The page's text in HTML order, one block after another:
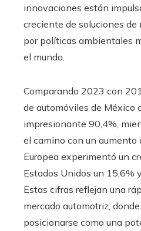
innovaciones están
creciente de soluciones
por políticas ambientales
el mundo.
Comparando 2023 con
de automóviles de México
impresionante 90,4%,
el camino con un aumento
Europea experimentó un
Estados Unidos un 15,6%
Estas cifras reflejan una
mercado automotriz,
posicionarse como una